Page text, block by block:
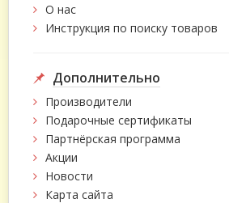
О нас
Инструкция по поиску товаров
Дополнительно
Производители
Подарочные сертификаты
Партнёрская программа
Акции
Новости
Карта сайта